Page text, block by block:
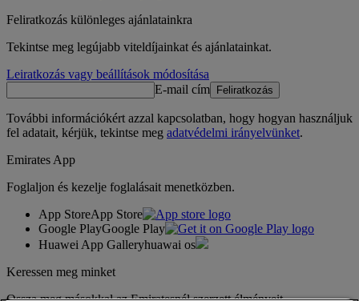
Feliratkozás különleges ajánlatainkra
Tekintse meg legújabb viteldíjainkat és ajánlatainkat.
Leiratkozás vagy beállítások módosítása
E-mail cím
Feliratkozás
További információkért azzal kapcsolatban, hogy hogyan használjuk
fel adatait, kérjük, tekintse meg adatvédelmi irányelvünket.
Emirates App
Foglaljon és kezelje foglalásait menetközben.
App StoreApp Store
Google PlayGoogle Play
Huawei App Galleryhuawai os
Keressen meg minket